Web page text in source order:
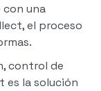
con una
el proceso
control de
es la solución